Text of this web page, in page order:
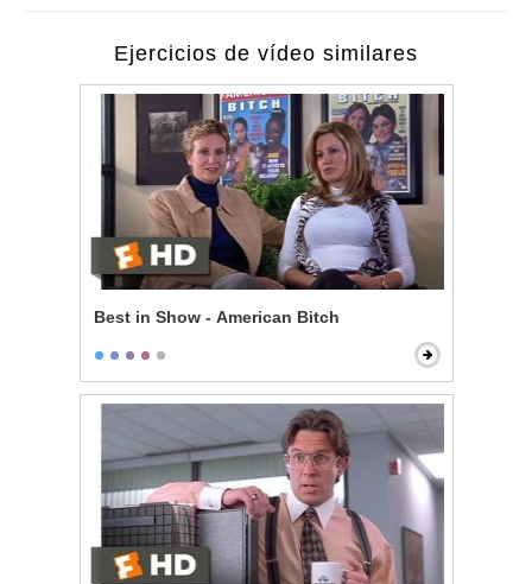
Ejercicios de vídeo similares
Best in Show - American Bitch